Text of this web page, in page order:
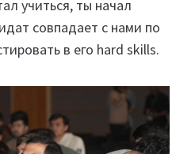
учиться, ты начал
совпадает с нами по
в его hard skills.